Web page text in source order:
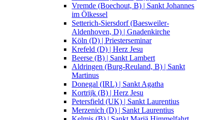
Vremde (Boechout, B) | Sankt Johannes
im Ölkessel
Setterich-Siersdorf (Baesweiler-
Aldenhoven, D) | Gnadenkirche
Köln (D) | Priesterseminar
Krefeld (D) | Herz Jesu
Beerse (B) | Sankt Lambert
Aldringen (Burg-Reuland, B) | Sankt
Martinus
Donegal (IRL) | Sankt Agatha
Kortrijk (B) | Herz Jesu
Petersfield (UK) | Sankt Laurentius
Merzenich (D) | Sankt Laurentius